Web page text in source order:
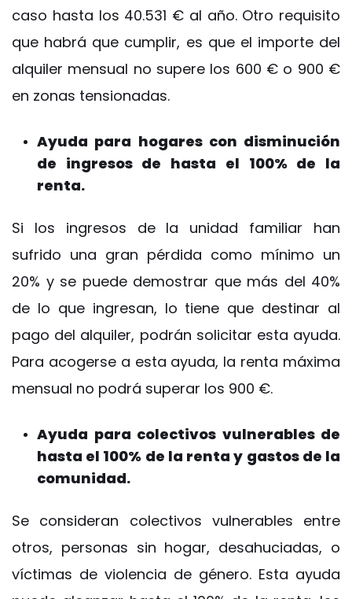
caso hasta los 40.531 € al año. Otro requisito
que habrá que cumplir, es que el importe del
alquiler mensual no supere los 600 € o 900 €
en zonas tensionadas.
Ayuda para hogares con disminución
de ingresos de hasta el 100% de la
renta.
Si los ingresos de la unidad familiar han
sufrido una gran pérdida como mínimo un
20% y se puede demostrar que más del 40%
de lo que ingresan, lo tiene que destinar al
pago del alquiler, podrán solicitar esta ayuda.
Para acogerse a esta ayuda, la renta máxima
mensual no podrá superar los 900 €.
Ayuda para colectivos vulnerables de
hasta el 100% de la renta y gastos de la
comunidad.
Se consideran colectivos vulnerables entre
otros, personas sin hogar, desahuciadas, o
víctimas de violencia de género. Esta ayuda